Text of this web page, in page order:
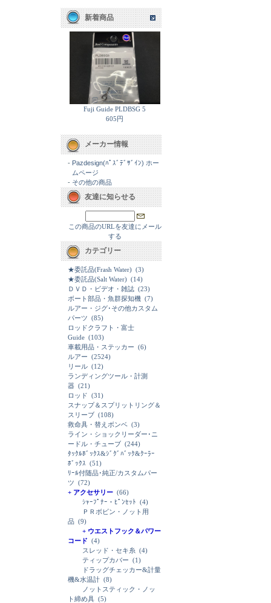
新着商品
Fuji Guide PLDBSG 5
605円
メーカー情報
- Pazdesign(ﾊﾟｽﾞﾃﾞｻﾞｲﾝ) ホー
ムページ
- その他の商品
友達に知らせる
この商品のURLを友達にメール
する
カテゴリー
★委託品(Frash Water) (3)
★委託品(Salt Water) (14)
ＤＶＤ・ビデオ・雑誌 (23)
ボート部品・魚群探知機 (7)
ルアー・ジグ･その他カスタム
パーツ (85)
ロッドクラフト・富士
Guide (103)
車載用品・ステッカー (6)
ルアー (2524)
リール (12)
ランディングツール・計測
器 (21)
ロッド (31)
スナップ＆スプリットリング＆
スリーブ (108)
救命具・替えボンベ (3)
ライン・ショックリーダー･ニ
ードル・チューブ (244)
ﾀｯｸﾙﾎﾞｯｸｽ&ｼﾞｸﾞﾊﾞｯｸ&ｸｰﾗｰ
ﾎﾞｯｸｽ (51)
ﾘｰﾙ付随品･純正/カスタムパー
ツ (72)
+ アクセサリー (66)
ｼｬｰﾌﾟﾅｰ・ﾋﾟﾝｾｯﾄ (4)
ＰＲボビン・ノット用
品 (9)
+ ウエストフック＆パワー
コード (4)
スレッド・セキ糸 (4)
ティップカバー (1)
ドラッグチェッカー&計量
機&水温計 (8)
ノットスティック・ノッ
ト締め具 (5)